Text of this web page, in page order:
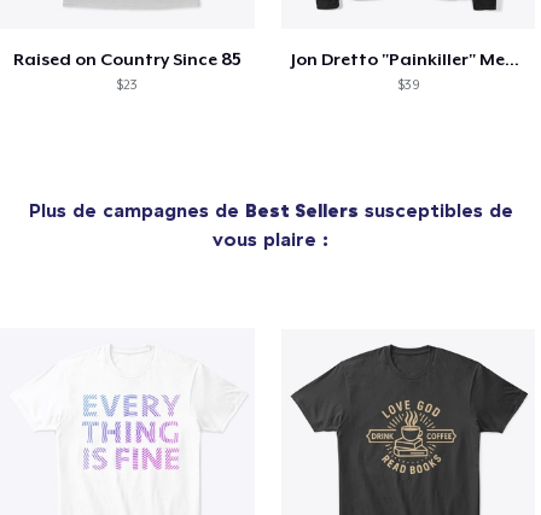
Raised on Country Since 85
$23
Jon Dretto "Painkiller" Merch Collection
$39
Plus de campagnes de Best Sellers susceptibles de
vous plaire :